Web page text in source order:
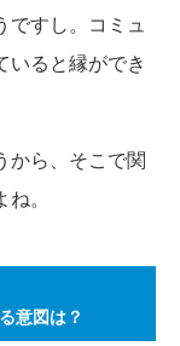
ですし。コミュ
いると縁ができ
ら、そこで関
。
意図は？